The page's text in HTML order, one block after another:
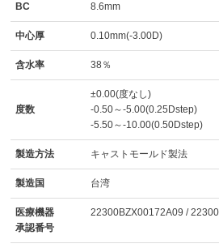
BC 8.6mm
中心厚 0.10mm(-3.00D)
含水率 38％
度数
±0.00(度なし)
-0.50～-5.00(0.25Dstep)
-5.50～-10.00(0.50Dstep)
製造方法 キャストモールド製法
製造国 台湾
医療機器
承認番号
22300BZX00172A09 /